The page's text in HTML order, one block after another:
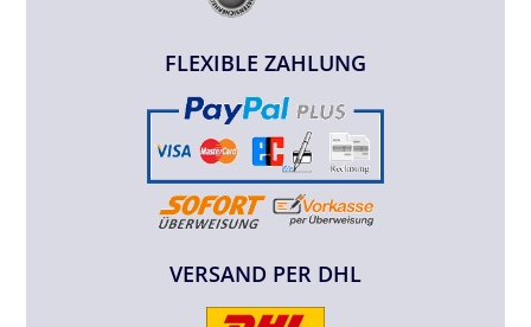
FLEXIBLE ZAHLUNG
VERSAND PER DHL